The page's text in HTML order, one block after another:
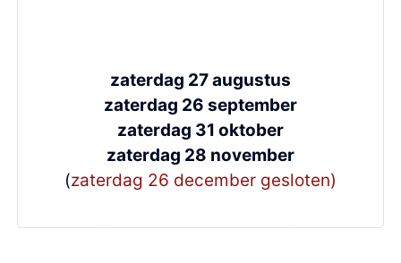
zaterdag 27 augustus
zaterdag 26 september
zaterdag 31 oktober
zaterdag 28 november
(zaterdag 26 december gesloten)